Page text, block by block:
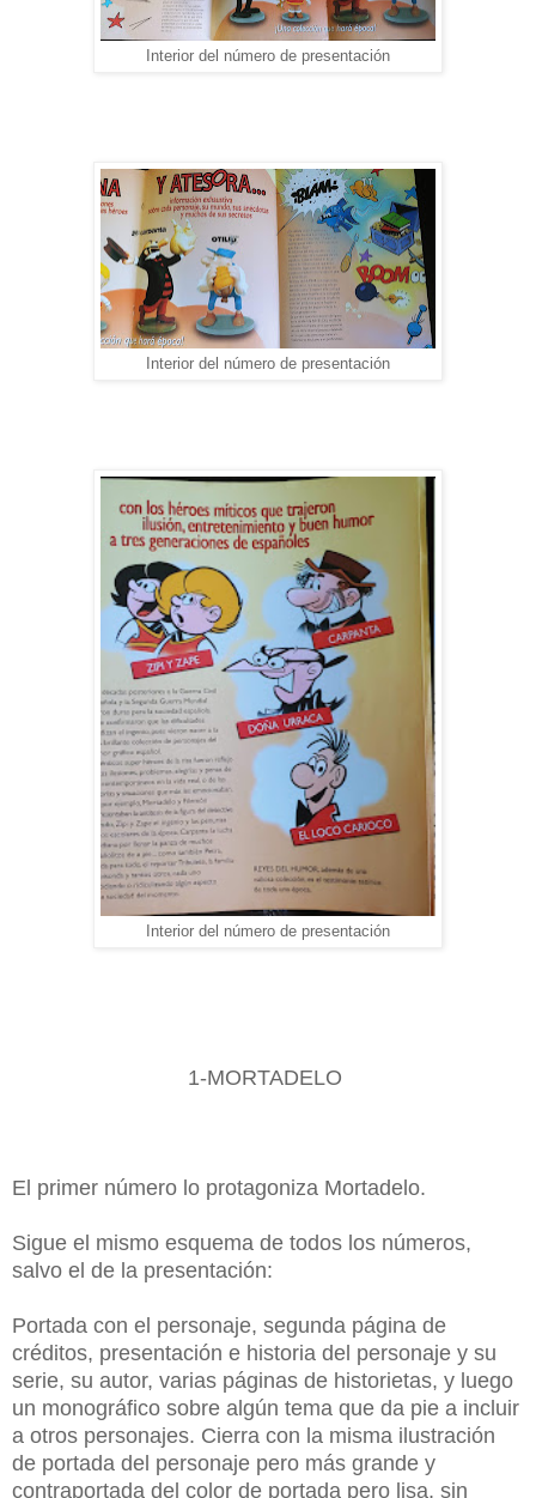
Interior del número de presentación
Interior del número de presentación
Interior del número de presentación
1-MORTADELO
El primer número lo protagoniza Mortadelo.
Sigue el mismo esquema de todos los números,
salvo el de la presentación:
Portada con el personaje, segunda página de
créditos, presentación e historia del personaje y su
serie, su autor, varias páginas de historietas, y luego
un monográfico sobre algún tema que da pie a incluir
a otros personajes. Cierra con la misma ilustración
de portada del personaje pero más grande y
contraportada del color de portada pero lisa, sin